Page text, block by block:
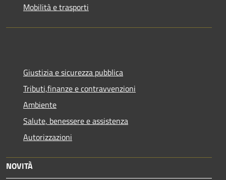
Mobilità e trasporti
Giustizia e sicurezza pubblica
Tributi,finanze e contravvenzioni
Ambiente
Salute, benessere e assistenza
Autorizzazioni
NOVITÀ